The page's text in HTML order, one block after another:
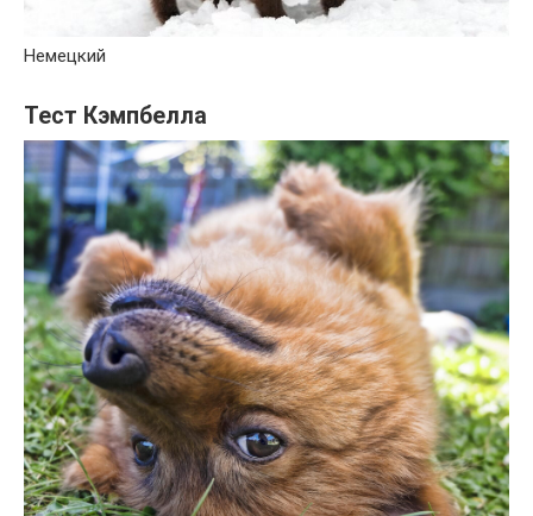
Немецкий
Тест Кэмпбелла